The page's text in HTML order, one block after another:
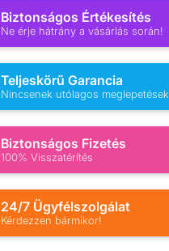
Biztonságos Értékesítés
Ne érje hátrány a vásárlás során!
Teljeskörű Garancia
Nincsenek utólagos meglepetések
Biztonságos Fizetés
100% Visszatérítés
24/7 Ügyfélszolgálat
Kérdezzen bármikor!